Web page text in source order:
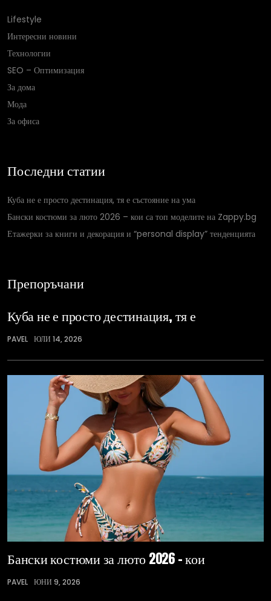
Lifestyle
Интересни новини
Технологии
SEO – Оптимизация
За дома
Мода
За офиса
Последни статии
Куба не е просто дестинация, тя е състояние на ума
Бански костюми за люто 2026 – кои са топ моделите на Zappy.bg
Етажерки за книги и декорация и “personal display” тенденцията
Препоръчани
Куба не е просто дестинация, тя е
PAVEL ЮЛИ 14, 2026
Бански костюми за люто 2026 – кои
PAVEL ЮНИ 9, 2026